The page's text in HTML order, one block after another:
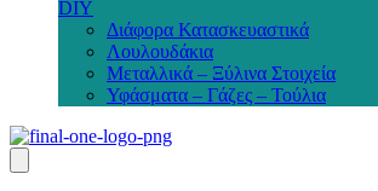
DIY
Διάφορα Κατασκευαστικά
Λουλουδάκια
Μεταλλικά – Ξύλινα Στοιχεία
Υφάσματα – Γάζες – Τούλια